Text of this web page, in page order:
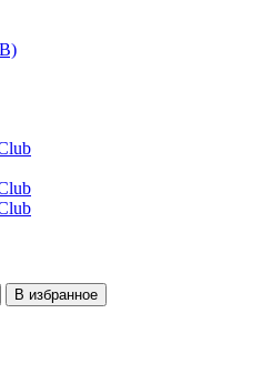
В избранное